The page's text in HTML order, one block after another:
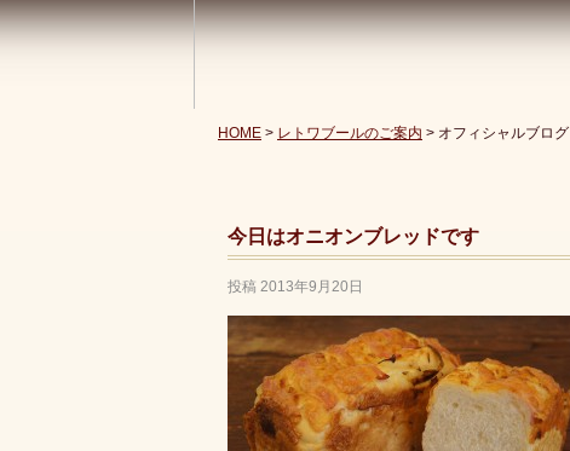
HOME > レトワブールのご案内 > オフィシャルブログ
今日はオニオンブレッドです
投稿 2013年9月20日